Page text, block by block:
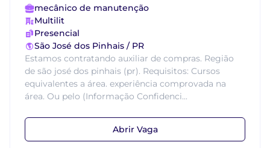
mecânico de manutenção
Multilit
Presencial
São José dos Pinhais / PR
Estamos contratando auxiliar de compras. Região
de são josé dos pinhais (pr). Requisitos: Cursos
equivalentes a área. experiência comprovada na
área. Ou pelo (Informação Confidenci...
Abrir Vaga